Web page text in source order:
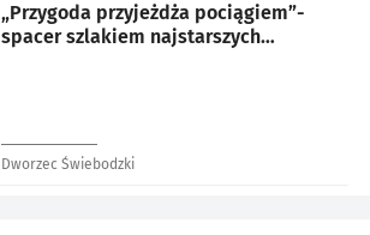
„Przygoda przyjeżdża pociągiem”-
spacer szlakiem najstarszych
Dworzec Świebodzki